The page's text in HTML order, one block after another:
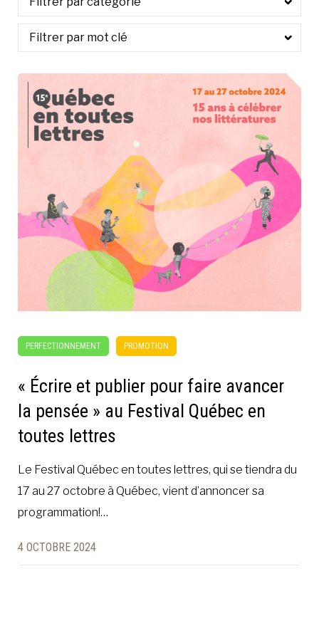
À LA POINTE DE LA PROFESSION
À PROPOS NOUS JOINDRE
PERFECTIONNEMENT PROMOTION
« Écrire et publier pour faire avancer
la pensée » au Festival Québec en
toutes lettres
Le Festival Québec en toutes lettres, qui se tiendra du
17 au 27 octobre à Québec, vient d’annoncer sa
programmation!…
4 OCTOBRE 2024